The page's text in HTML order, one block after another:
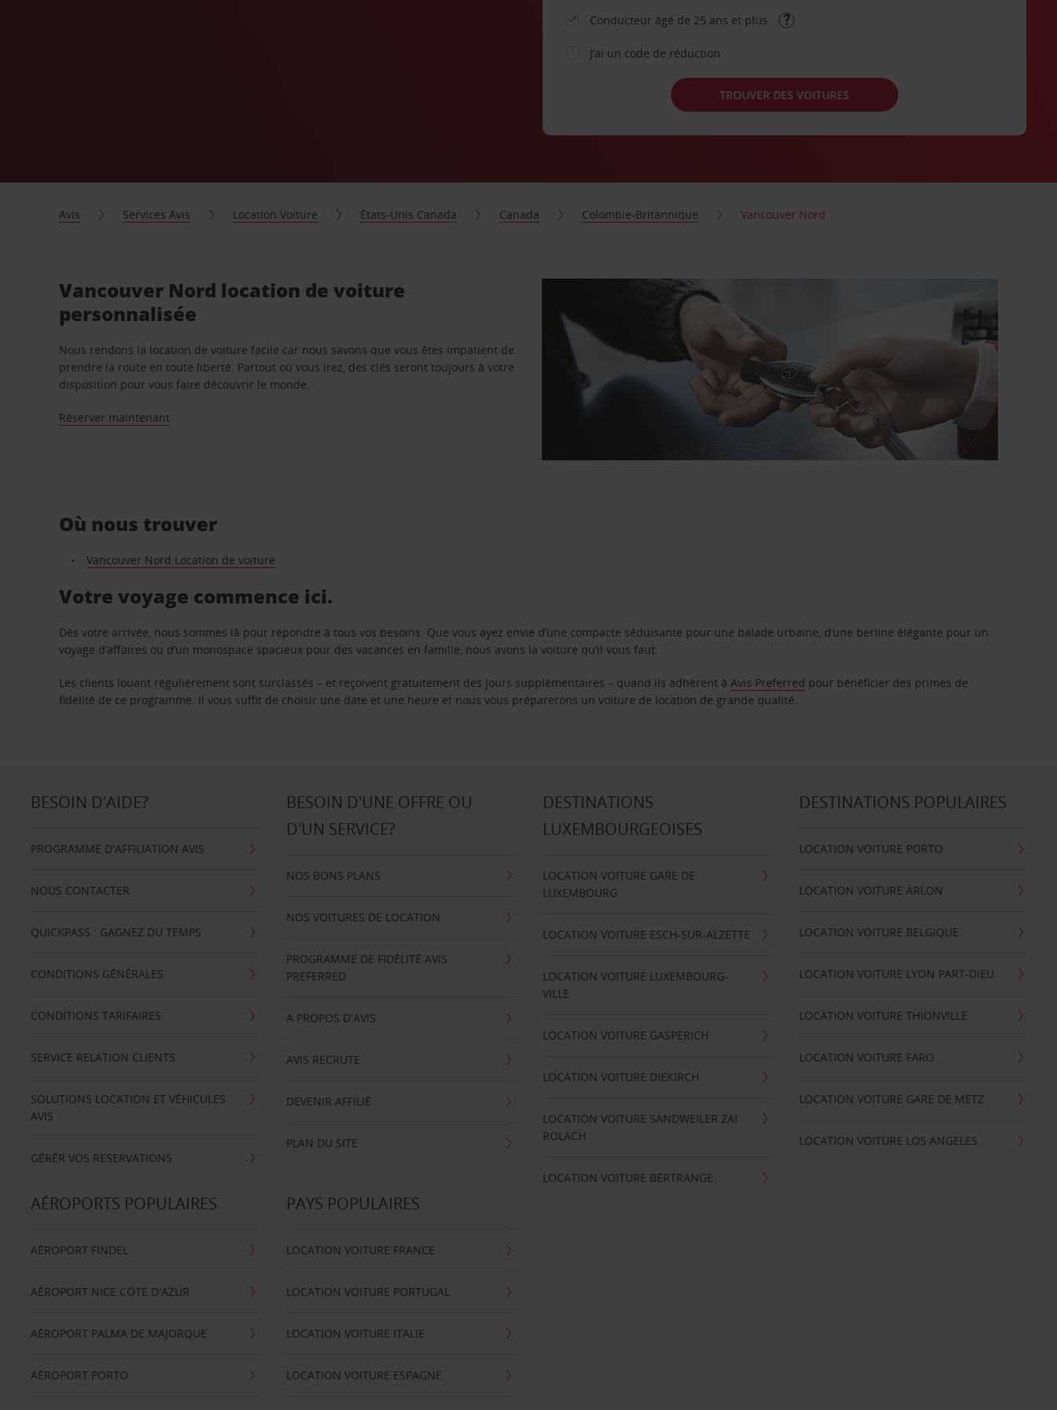
Conducteur âgé de 25 ans et plus
J’ai un code de réduction
TROUVER DES VOITURES
Avis Services Avis Location Voiture États-Unis Canada Canada Colombie-Britannique Vancouver Nord
Vancouver Nord location de voiture
personnalisée
Nous rendons la location de voiture facile car nous savons que vous êtes impatient de
prendre la route en toute liberté. Partout où vous irez, des clés seront toujours à votre
disposition pour vous faire découvrir le monde.
Réserver maintenant
Où nous trouver
Vancouver Nord Location de voiture
Votre voyage commence ici.
Dès votre arrivée, nous sommes là pour répondre à tous vos besoins. Que vous ayez envie d’une compacte séduisante pour une balade urbaine, d’une berline élégante pour un
voyage d’affaires ou d’un monospace spacieux pour des vacances en famille, nous avons la voiture qu’il vous faut.
Les clients louant régulièrement sont surclassés – et reçoivent gratuitement des jours supplémentaires – quand ils adhèrent àAvis Preferred pour bénéficier des primes de
fidélité de ce programme. Il vous suffit de choisir une date et une heure et nous vous préparerons un voiture de location de grande qualité.
BESOIN D'AIDE?
PROGRAMME D'AFFILIATION AVIS
NOUS CONTACTER
QUICKPASS : GAGNEZ DU TEMPS
CONDITIONS GÉNÉRALES
CONDITIONS TARIFAIRES
SERVICE RELATION CLIENTS
SOLUTIONS LOCATION ET VÉHICULES
AVIS
GÉRÉR VOS RESERVATIONS
BESOIN D'UNE OFFRE OU
D'UN SERVICE?
NOS BONS PLANS
NOS VOITURES DE LOCATION
PROGRAMME DE FIDÉLITÉ AVIS
PREFERRED
A PROPOS D'AVIS
AVIS RECRUTE
DEVENIR AFFILIÉ
PLAN DU SITE
DESTINATIONS
LUXEMBOURGEOISES
LOCATION VOITURE GARE DE
LUXEMBOURG
LOCATION VOITURE ESCH-SUR-ALZETTE
LOCATION VOITURE LUXEMBOURG-
VILLE
LOCATION VOITURE GASPERICH
LOCATION VOITURE DIEKIRCH
LOCATION VOITURE SANDWEILER ZAI
ROLACH
LOCATION VOITURE BERTRANGE
DESTINATIONS POPULAIRES
LOCATION VOITURE PORTO
LOCATION VOITURE ARLON
LOCATION VOITURE BELGIQUE
LOCATION VOITURE LYON PART-DIEU
LOCATION VOITURE THIONVILLE
LOCATION VOITURE FARO
LOCATION VOITURE GARE DE METZ
LOCATION VOITURE LOS ANGELES
AÉROPORTS POPULAIRES
AÉROPORT FINDEL
AÉROPORT NICE CÖTE D'AZUR
AÉROPORT PALMA DE MAJORQUE
AÉROPORT PORTO
PAYS POPULAIRES
LOCATION VOITURE FRANCE
LOCATION VOITURE PORTUGAL
LOCATION VOITURE ITALIE
LOCATION VOITURE ESPAGNE